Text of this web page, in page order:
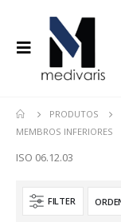
PRODUTOS
MEMBROS INFERIORES
ISO 06.12.03
FILTER